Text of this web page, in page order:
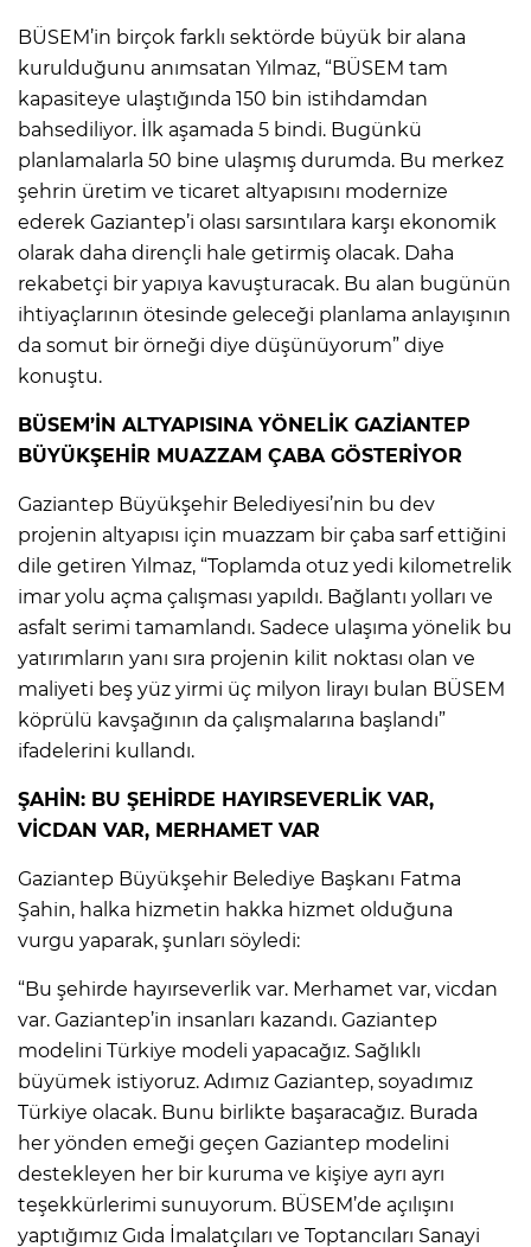
BÜSEM’in birçok farklı sektörde büyük bir alana
kurulduğunu anımsatan Yılmaz, “BÜSEM tam
kapasiteye ulaştığında 150 bin istihdamdan
bahsediliyor. İlk aşamada 5 bindi. Bugünkü
planlamalarla 50 bine ulaşmış durumda. Bu merkez
şehrin üretim ve ticaret altyapısını modernize
ederek Gaziantep’i olası sarsıntılara karşı ekonomik
olarak daha dirençli hale getirmiş olacak. Daha
rekabetçi bir yapıya kavuşturacak. Bu alan bugünün
ihtiyaçlarının ötesinde geleceği planlama anlayışının
da somut bir örneği diye düşünüyorum” diye
konuştu.
BÜSEM’İN ALTYAPISINA YÖNELİK GAZİANTEP
BÜYÜKŞEHİR MUAZZAM ÇABA GÖSTERİYOR
Gaziantep Büyükşehir Belediyesi’nin bu dev
projenin altyapısı için muazzam bir çaba sarf ettiğini
dile getiren Yılmaz, “Toplamda otuz yedi kilometrelik
imar yolu açma çalışması yapıldı. Bağlantı yolları ve
asfalt serimi tamamlandı. Sadece ulaşıma yönelik bu
yatırımların yanı sıra projenin kilit noktası olan ve
maliyeti beş yüz yirmi üç milyon lirayı bulan BÜSEM
köprülü kavşağının da çalışmalarına başlandı”
ifadelerini kullandı.
ŞAHİN: BU ŞEHİRDE HAYIRSEVERLİK VAR,
VİCDAN VAR, MERHAMET VAR
Gaziantep Büyükşehir Belediye Başkanı Fatma
Şahin, halka hizmetin hakka hizmet olduğuna
vurgu yaparak, şunları söyledi:
“Bu şehirde hayırseverlik var. Merhamet var, vicdan
var. Gaziantep’in insanları kazandı. Gaziantep
modelini Türkiye modeli yapacağız. Sağlıklı
büyümek istiyoruz. Adımız Gaziantep, soyadımız
Türkiye olacak. Bunu birlikte başaracağız. Burada
her yönden emeği geçen Gaziantep modelini
destekleyen her bir kuruma ve kişiye ayrı ayrı
teşekkürlerimi sunuyorum. BÜSEM’de açılışını
yaptığımız Gıda İmalatçıları ve Toptancıları Sanayi